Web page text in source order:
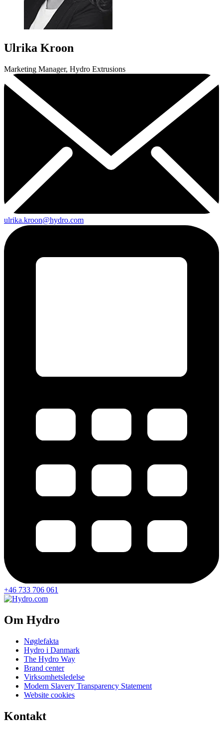
Ulrika Kroon
Marketing Manager, Hydro Extrusions
ulrika.kroon@hydro.com
+46 733 706 061
Om Hydro
Nøglefakta
Hydro i Danmark
The Hydro Way
Brand center
Virksomhetsledelse
Modern Slavery Transparency Statement
Website cookies
Kontakt